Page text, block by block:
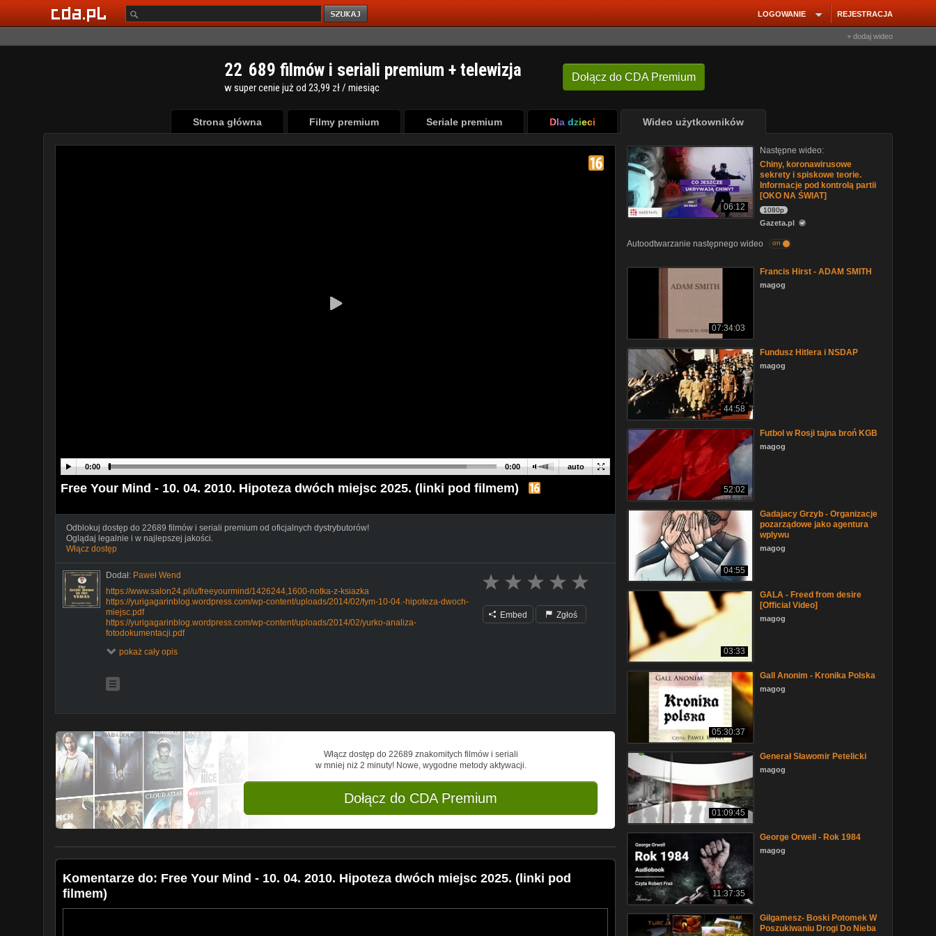
REJESTRACJA
LOGOWANIE
+ dodaj wideo
Dołącz do CDA Premium
22 689 filmów i seriali premium + telewizja
w super cenie już od 23,99 zł / miesiąc
Strona główna Filmy premium Seriale premium Dla dzieci Wideo użytkowników
auto
0:00 0:00
Free Your Mind - 10. 04. 2010. Hipoteza dwóch miejsc 2025. (linki pod filmem)
Odblokuj dostęp do 22689 filmów i seriali premium od oficjalnych dystrybutorów!
Oglądaj legalnie i w najlepszej jakości.
Włącz dostęp
Dodał: Paweł Wend
https://www.salon24.pl/u/freeyourmind/1426244,1600-notka-z-ksiazka
https://yurigagarinblog.wordpress.com/wp-content/uploads/2014/02/fym-10-04.-hipoteza-dwoch-
miejsc.pdf
https://yurigagarinblog.wordpress.com/wp-content/uploads/2014/02/yurko-analiza-
fotodokumentacji.pdf
2024.pdf
pokaż cały opis
Embed Zgłoś
Włącz dostęp do 22689 znakomitych filmów i seriali
w mniej niż 2 minuty! Nowe, wygodne metody aktywacji.
Dołącz do CDA Premium
Komentarze do: Free Your Mind - 10. 04. 2010. Hipoteza dwóch miejsc 2025. (linki pod
filmem)
06:12
Następne wideo:
Chiny, koronawirusowe
sekrety i spiskowe teorie.
Informacje pod kontrolą partii
[OKO NA ŚWIAT]
1080p
Gazeta.pl
Autoodtwarzanie następnego wideo on
07:34:03
Francis Hirst - ADAM SMITH
magog
44:58
Fundusz Hitlera i NSDAP
magog
52:02
Futbol w Rosji tajna broń KGB
magog
04:55
Gadajacy Grzyb - Organizacje
pozarządowe jako agentura
wplywu
magog
03:33
GALA - Freed from desire
[Official Video]
magog
05:30:37
Gall Anonim - Kronika Polska
magog
01:09:45
Generał Sławomir Petelicki
magog
11:37:35
George Orwell - Rok 1984
magog
Gilgamesz- Boski Potomek W
Poszukiwaniu Drogi Do Nieba